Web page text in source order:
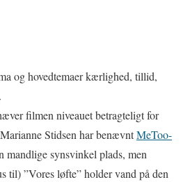
og hovedtemaer kærlighed, tillid,
filmen niveauet betragteligt for
Stidsen har benævntMeToo-
mandlige synsvinkel plads, men
til) ”Vores løfte” holder vand på den